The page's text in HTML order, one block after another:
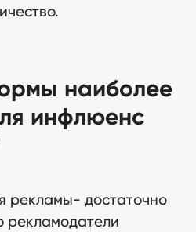
наиболее
инфлюенс
рекламы- достаточно
рекламодатели